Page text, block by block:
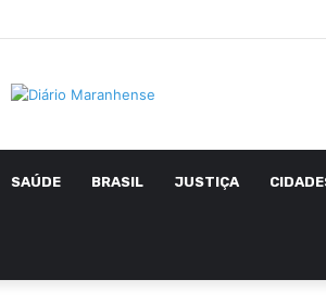
SAÚDE BRASIL JUSTIÇA